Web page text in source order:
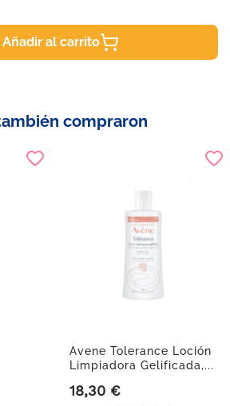
Añadir al carrito
compraron
Avene Tolerance Loción
Limpiadora Gelificada,...
Precio
18,30 €